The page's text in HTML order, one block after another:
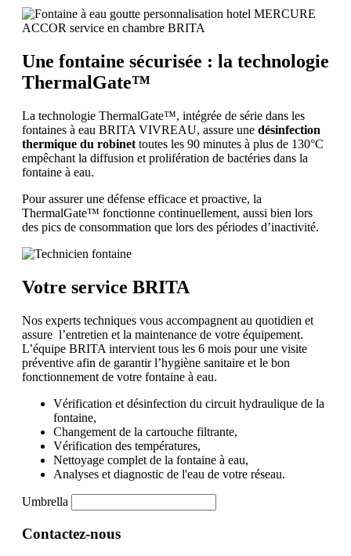
Une fontaine sécurisée : la technologie
ThermalGate™
La technologie ThermalGate™, intégrée de série dans les
fontaines à eau BRITA VIVREAU, assure une désinfection
thermique du robinet toutes les 90 minutes à plus de 130°C
empêchant la diffusion et prolifération de bactéries dans la
fontaine à eau.
Pour assurer une défense efficace et proactive, la
ThermalGate™ fonctionne continuellement, aussi bien lors
des pics de consommation que lors des périodes d’inactivité.
Votre service BRITA
Nos experts techniques vous accompagnent au quotidien et
assure l’entretien et la maintenance de votre équipement.
L’équipe BRITA intervient tous les 6 mois pour une visite
préventive afin de garantir l’hygiène sanitaire et le bon
fonctionnement de votre fontaine à eau.
Vérification et désinfection du circuit hydraulique de la
fontaine,
Changement de la cartouche filtrante,
Vérification des températures,
Nettoyage complet de la fontaine à eau,
Analyses et diagnostic de l'eau de votre réseau.
Umbrella
Contactez-nous